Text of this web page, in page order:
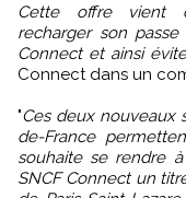
Cette offre vient
recharger son
Connect et ainsi
Connect dans un
"Ces deux nouveaux
de-France
souhaite se rendre
SNCF Connect un